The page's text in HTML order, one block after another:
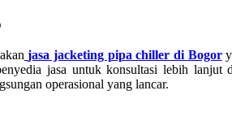
jasa jacketing pipa chiller di Bogor
jasa untuk konsultasi lebih
operasional yang lancar.